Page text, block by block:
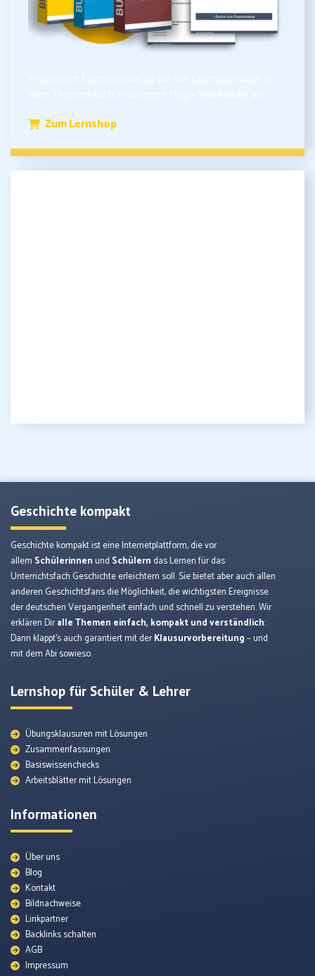
Zum Lernshop
Lexikon
Themenunterseiten
Geschichte kompakt
Geschichte kompakt ist eine Internetplattform, die vor
allem Schülerinnen und Schülern das Lernen für das
Unterrichtsfach Geschichte erleichtern soll. Sie bietet aber auch allen
anderen Geschichtsfans die Möglichkeit, die wichtigsten Ereignisse
der deutschen Vergangenheit einfach und schnell zu verstehen. Wir
erklären Diralle Themen einfach, kompakt und verständlich:
Dann klappt’s auch garantiert mit derKlausurvorbereitung– und
mit dem Abi sowieso.
Lernshop für Schüler & Lehrer
Übungsklausuren mit Lösungen
Zusammenfassungen
Basiswissenchecks
Arbeitsblätter mit Lösungen
Informationen
Über uns
Blog
Kontakt
Bildnachweise
Linkpartner
Backlinks schalten
AGB
Impressum